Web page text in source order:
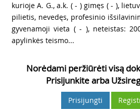
kurioje A. G., a.k. ( - ) gimęs ( - ),
pilietis, nevedęs, profesinio
gyvenamoji vieta ( - ), neteistas:
apylinkės teismo...
Norėdami peržiūrėti visą
Prisijunkite arba
Prisijungti